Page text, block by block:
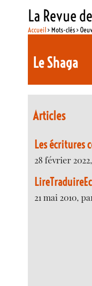
La Revue
Accueil> Mots-clés >
Le Shaga
Articles
Les écritures
28 février
21 mai 2010,